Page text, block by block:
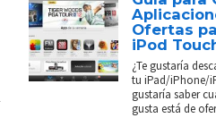
Ofertas
iPod
¿Te gustaría
tu iPad/iPhone/
gustaría saber
gusta está de